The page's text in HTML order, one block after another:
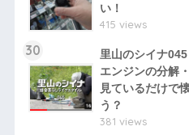
い！
415 views
30
里山のシイナ
エンジンの分解
見ているだけで
う？
381 views